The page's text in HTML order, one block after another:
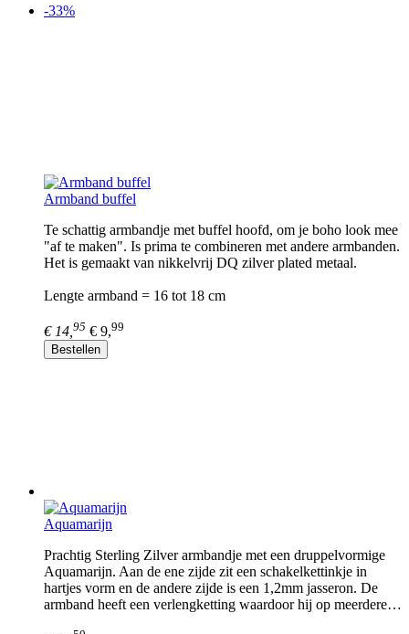
-33%
Armband buffel
Te schattig armbandje met buffel hoofd, om je boho look mee
"af te maken". Is prima te combineren met andere armbanden.
Het is gemaakt van nikkelvrij DQ zilver plated metaal.
Lengte armband = 16 tot 18 cm
€ 14, 95 € 9,99
Bestellen
Aquamarijn
Prachtig Sterling Zilver armbandje met een druppelvormige
Aquamarijn. Aan de ene zijde zit een schakelkettinkje in
hartjes vorm en de andere zijde is een 1,2mm jasseron. De
armband heeft een verlengketting waardoor hij op meerdere…